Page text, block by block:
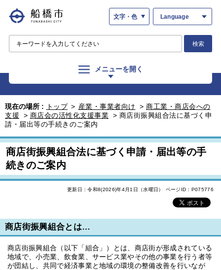
文字・色 Language
検索
メニューを開く
現在の場所 : トップ > 産業・事業者向け > 商工業・商店会への
支援
> 商店会の活性化支援事業 > 商店街振興組合法に基づく申
請・届出等の手続きのご案内
商店街振興組合法に基づく申請・届出等の手
続きのご案内
更新日：令和8(2026)年4月1日（水曜日） ページID：P075776
商店街振興組合とは…
商店街振興組合（以下「組合」）とは、商店街が形成されている
地域で、小売業、飲食業、サービス業やその他の事業を行う者等
が団結し、共同で経済事業と地域の環境の整備改善を行いなが